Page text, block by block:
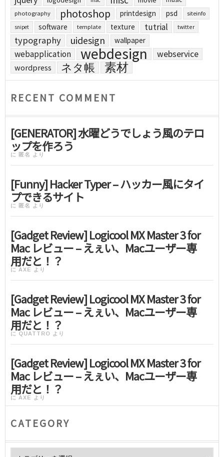
photography photoshop printdesign psd siteinfo
snipet software template texture tutrial twitter
typography uidesign wallpaper
webapplication webdesign webservice
wordpress ネタ帳 素材
RECENT COMMENT
[GENERATOR] 水曜どうでしょう風のテロ
ップを作ろう
に 匿名 より
[Funny] Hacker Typer – ハッカー風にタイ
プできるサイト
に 匿名 より
[Gadget Review] Logicool MX Master 3 for
Mac レビュー – えぇい、Macユーザー専
用だと！？
に AXE より
[Gadget Review] Logicool MX Master 3 for
Mac レビュー – えぇい、Macユーザー専
用だと！？
に QUATTRO より
[Gadget Review] Logicool MX Master 3 for
Mac レビュー – えぇい、Macユーザー専
用だと！？
に AXE より
CATEGORY